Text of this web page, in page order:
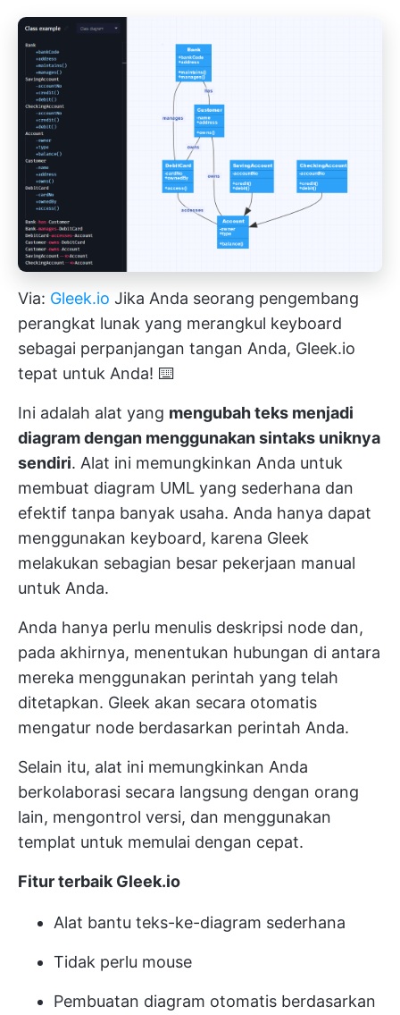
Via: Gleek.io Jika Anda seorang pengembang
perangkat lunak yang merangkul keyboard
sebagai perpanjangan tangan Anda, Gleek.io
tepat untuk Anda! ⌨️
Ini adalah alat yang mengubah teks menjadi
diagram dengan menggunakan sintaks uniknya
sendiri. Alat ini memungkinkan Anda untuk
membuat diagram UML yang sederhana dan
efektif tanpa banyak usaha. Anda hanya dapat
menggunakan keyboard, karena Gleek
melakukan sebagian besar pekerjaan manual
untuk Anda.
Anda hanya perlu menulis deskripsi node dan,
pada akhirnya, menentukan hubungan di antara
mereka menggunakan perintah yang telah
ditetapkan. Gleek akan secara otomatis
mengatur node berdasarkan perintah Anda.
Selain itu, alat ini memungkinkan Anda
berkolaborasi secara langsung dengan orang
lain, mengontrol versi, dan menggunakan
templat untuk memulai dengan cepat.
Fitur terbaik Gleek.io
Alat bantu teks-ke-diagram sederhana
Tidak perlu mouse
Pembuatan diagram otomatis berdasarkan